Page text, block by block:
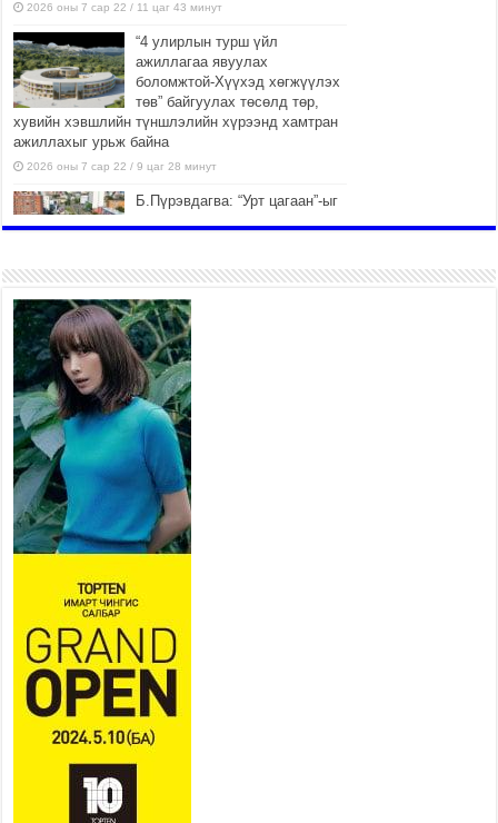
2026 оны 7 сар 22 / 11 цаг 43 минут
“4 улирлын турш үйл
ажиллагаа явуулах
боломжтой-Хүүхэд хөгжүүлэх
төв” байгуулах төсөлд төр,
хувийн хэвшлийн түншлэлийн хүрээнд хамтран
ажиллахыг урьж байна
2026 оны 7 сар 22 / 9 цаг 28 минут
Б.Пүрэвдагва: “Урт цагаан”-ыг
2026 оны 7 сар 21 / 16 цаг 47 минут
Тусгай замын автобус /BRT/
төслийн удирдах хорооны
ээлжит хуралдаан боллоо
2026 оны 7 сар 21 / 16 цаг 43 минут
Ерөнхий сайд Н.Учрал БНХАУ-
аас Монгол Улсад суугаа
Элчин сайд Шэнь
Миньжюанийг хүлээн авч
уулзав
2026 оны 7 сар 21 / 16 цаг 39 минут
БҮГД НАЙРАМДАХ ТАЖИКИСТАН УЛСТАЙ
ЭДИЙН ЗАСГИЙН ХАМТЫН АЖИЛЛАГААГ
ӨРГӨЖҮҮЛНЭ
2026 оны 7 сар 21 / 16 цаг 34 минут
26,992 суралцагч хотхоны бага сургуульд, 8100
суралцагч төрөлжсөн ахлах сургуульд
суралцана
2026 оны 7 сар 21 / 13 цаг 43 минут
тээврийн зохицуулалт, сургууль, цэцэрлэг, зах,
худалдааны төвийн ажиллах хуваарийг гаргаж,
иргэдэд мэдээлэхийг үүрэг болголоо